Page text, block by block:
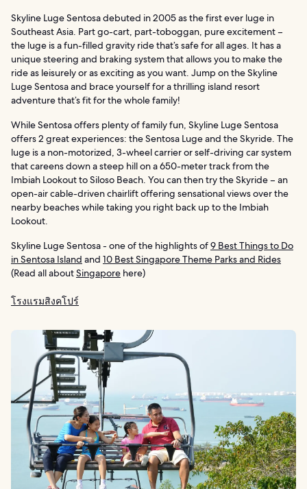
Skyline Luge Sentosa debuted in 2005 as the first ever luge in
Southeast Asia. Part go-cart, part-toboggan, pure excitement –
the luge is a fun-filled gravity ride that’s safe for all ages. It has a
unique steering and braking system that allows you to make the
ride as leisurely or as exciting as you want. Jump on the Skyline
Luge Sentosa and brace yourself for a thrilling island resort
adventure that’s fit for the whole family!
While Sentosa offers plenty of family fun, Skyline Luge Sentosa
offers 2 great experiences: the Sentosa Luge and the Skyride. The
luge is a non-motorized, 3-wheel carrier or self-driving car system
that careens down a steep hill on a 650-meter track from the
Imbiah Lookout to Siloso Beach. You can then try the Skyride – an
open-air cable-driven chairlift offering sensational views over the
nearby beaches while taking you right back up to the Imbiah
Lookout.
Skyline Luge Sentosa - one of the highlights of9 Best Things to Do
in Sentosa Island and 10 Best Singapore Theme Parks and Rides
(Read all aboutSingapore here)
โรงแรมสิงคโปร์